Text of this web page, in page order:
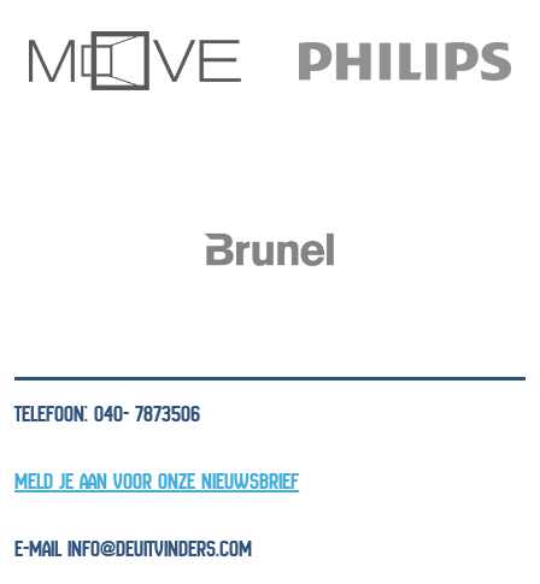
TELEFOON: 040- 7873506
MELD JE AAN VOOR ONZE NIEUWSBRIEF
E-MAIL INFO@DEUITVINDERS.COM